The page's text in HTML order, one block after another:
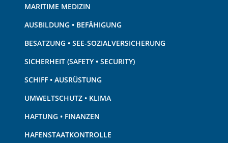
MARITIME MEDIZIN
AUSBILDUNG • BEFÄHIGUNG
BESATZUNG • SEE-SOZIALVERSICHERUNG
SICHERHEIT (SAFETY • SECURITY)
SCHIFF • AUSRÜSTUNG
UMWELTSCHUTZ • KLIMA
HAFTUNG • FINANZEN
HAFENSTAATKONTROLLE